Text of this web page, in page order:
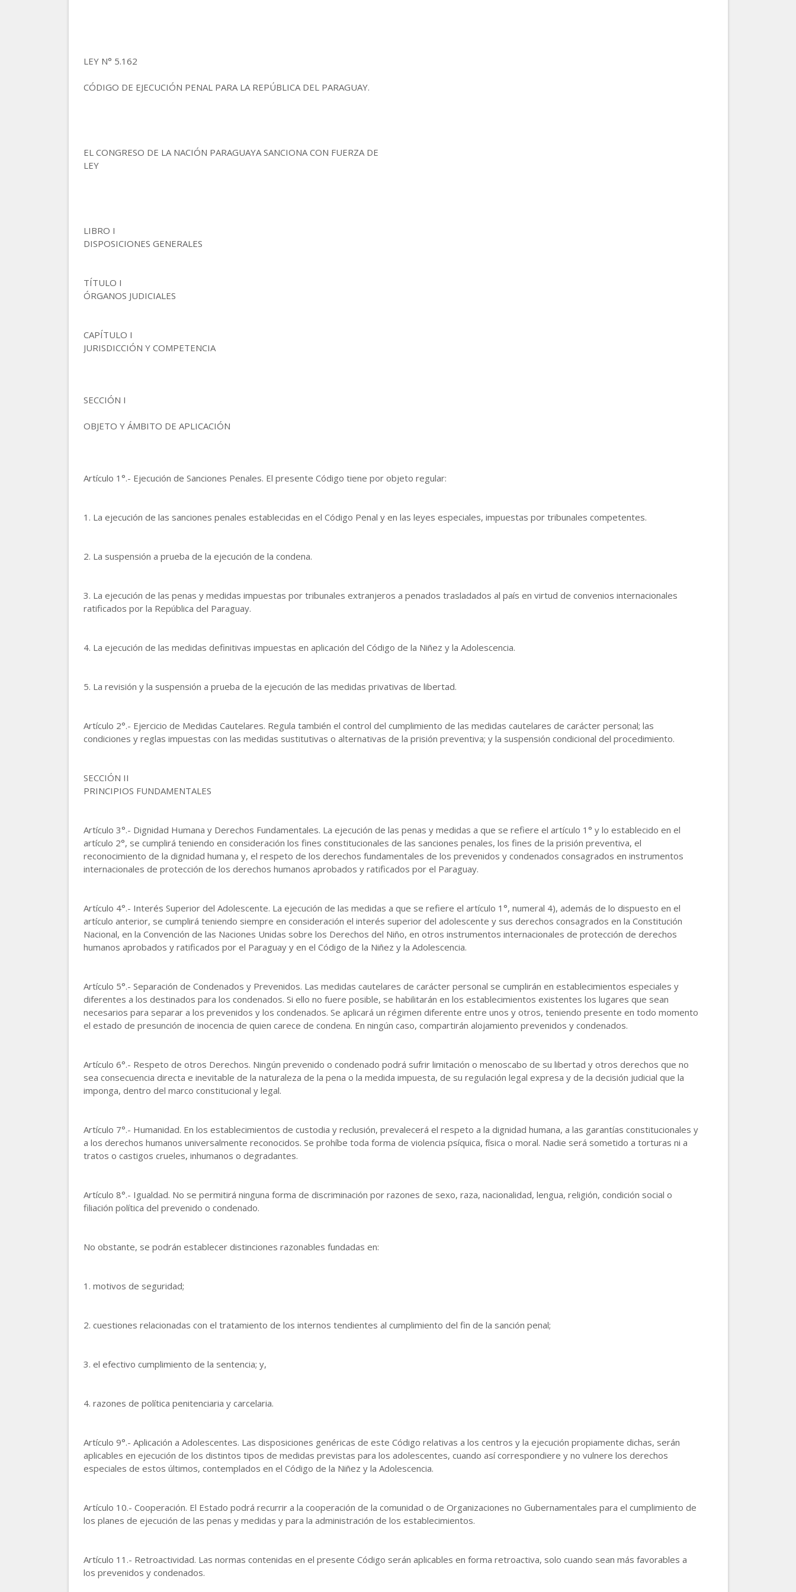
LEY N° 5.162
CÓDIGO DE EJECUCIÓN PENAL PARA LA REPÚBLICA DEL PARAGUAY.
EL CONGRESO DE LA NACIÓN PARAGUAYA SANCIONA CON FUERZA DE
LEY
LIBRO I
DISPOSICIONES GENERALES
TÍTULO I
ÓRGANOS JUDICIALES
CAPÍTULO I
JURISDICCIÓN Y COMPETENCIA
SECCIÓN I
OBJETO Y ÁMBITO DE APLICACIÓN
Artículo 1°.- Ejecución de Sanciones Penales. El presente Código tiene por objeto regular:
1. La ejecución de las sanciones penales establecidas en el Código Penal y en las leyes especiales, impuestas por tribunales competentes.
2. La suspensión a prueba de la ejecución de la condena.
3. La ejecución de las penas y medidas impuestas por tribunales extranjeros a penados trasladados al país en virtud de convenios internacionales
ratificados por la República del Paraguay.
4. La ejecución de las medidas definitivas impuestas en aplicación del Código de la Niñez y la Adolescencia.
5. La revisión y la suspensión a prueba de la ejecución de las medidas privativas de libertad.
Artículo 2°.- Ejercicio de Medidas Cautelares. Regula también el control del cumplimiento de las medidas cautelares de carácter personal; las
condiciones y reglas impuestas con las medidas sustitutivas o alternativas de la prisión preventiva; y la suspensión condicional del procedimiento.
SECCIÓN II
PRINCIPIOS FUNDAMENTALES
Artículo 3°.- Dignidad Humana y Derechos Fundamentales. La ejecución de las penas y medidas a que se refiere el artículo 1° y lo establecido en el
artículo 2°, se cumplirá teniendo en consideración los fines constitucionales de las sanciones penales, los fines de la prisión preventiva, el
reconocimiento de la dignidad humana y, el respeto de los derechos fundamentales de los prevenidos y condenados consagrados en instrumentos
internacionales de protección de los derechos humanos aprobados y ratificados por el Paraguay.
Artículo 4°.- Interés Superior del Adolescente. La ejecución de las medidas a que se refiere el artículo 1°, numeral 4), además de lo dispuesto en el
artículo anterior, se cumplirá teniendo siempre en consideración el interés superior del adolescente y sus derechos consagrados en la Constitución
Nacional, en la Convención de las Naciones Unidas sobre los Derechos del Niño, en otros instrumentos internacionales de protección de derechos
humanos aprobados y ratificados por el Paraguay y en el Código de la Niñez y la Adolescencia.
Artículo 5°.- Separación de Condenados y Prevenidos. Las medidas cautelares de carácter personal se cumplirán en establecimientos especiales y
diferentes a los destinados para los condenados. Si ello no fuere posible, se habilitarán en los establecimientos existentes los lugares que sean
necesarios para separar a los prevenidos y los condenados. Se aplicará un régimen diferente entre unos y otros, teniendo presente en todo momento
el estado de presunción de inocencia de quien carece de condena. En ningún caso, compartirán alojamiento prevenidos y condenados.
Artículo 6°.- Respeto de otros Derechos. Ningún prevenido o condenado podrá sufrir limitación o menoscabo de su libertad y otros derechos que no
sea consecuencia directa e inevitable de la naturaleza de la pena o la medida impuesta, de su regulación legal expresa y de la decisión judicial que la
imponga, dentro del marco constitucional y legal.
Artículo 7°.- Humanidad. En los establecimientos de custodia y reclusión, prevalecerá el respeto a la dignidad humana, a las garantías constitucionales y
a los derechos humanos universalmente reconocidos. Se prohíbe toda forma de violencia psíquica, física o moral. Nadie será sometido a torturas ni a
tratos o castigos crueles, inhumanos o degradantes.
Artículo 8°.- Igualdad. No se permitirá ninguna forma de discriminación por razones de sexo, raza, nacionalidad, lengua, religión, condición social o
filiación política del prevenido o condenado.
No obstante, se podrán establecer distinciones razonables fundadas en:
1. motivos de seguridad;
2. cuestiones relacionadas con el tratamiento de los internos tendientes al cumplimiento del fin de la sanción penal;
3. el efectivo cumplimiento de la sentencia; y,
4. razones de política penitenciaria y carcelaria.
Artículo 9°.- Aplicación a Adolescentes. Las disposiciones genéricas de este Código relativas a los centros y la ejecución propiamente dichas, serán
aplicables en ejecución de los distintos tipos de medidas previstas para los adolescentes, cuando así correspondiere y no vulnere los derechos
especiales de estos últimos, contemplados en el Código de la Niñez y la Adolescencia.
Artículo 10.- Cooperación. El Estado podrá recurrir a la cooperación de la comunidad o de Organizaciones no Gubernamentales para el cumplimiento de
los planes de ejecución de las penas y medidas y para la administración de los establecimientos.
Artículo 11.- Retroactividad. Las normas contenidas en el presente Código serán aplicables en forma retroactiva, solo cuando sean más favorables a
los prevenidos y condenados.